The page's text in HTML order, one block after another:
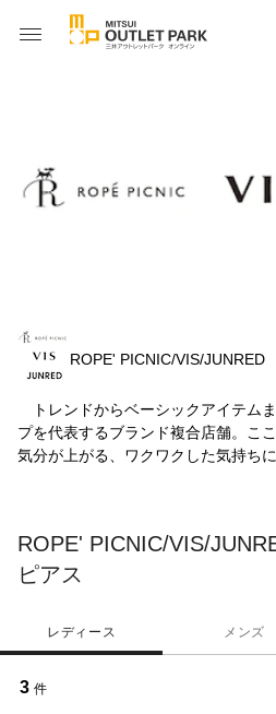
ROPE' PICNIC/VIS/JUNRED
トレンドからベーシックアイテム
プを代表するブランド複合店舗。こ
気分が上がる、ワクワクした気持ち
ROPE' PICNIC/VIS/
ピアス
レディース メンズ
3 件